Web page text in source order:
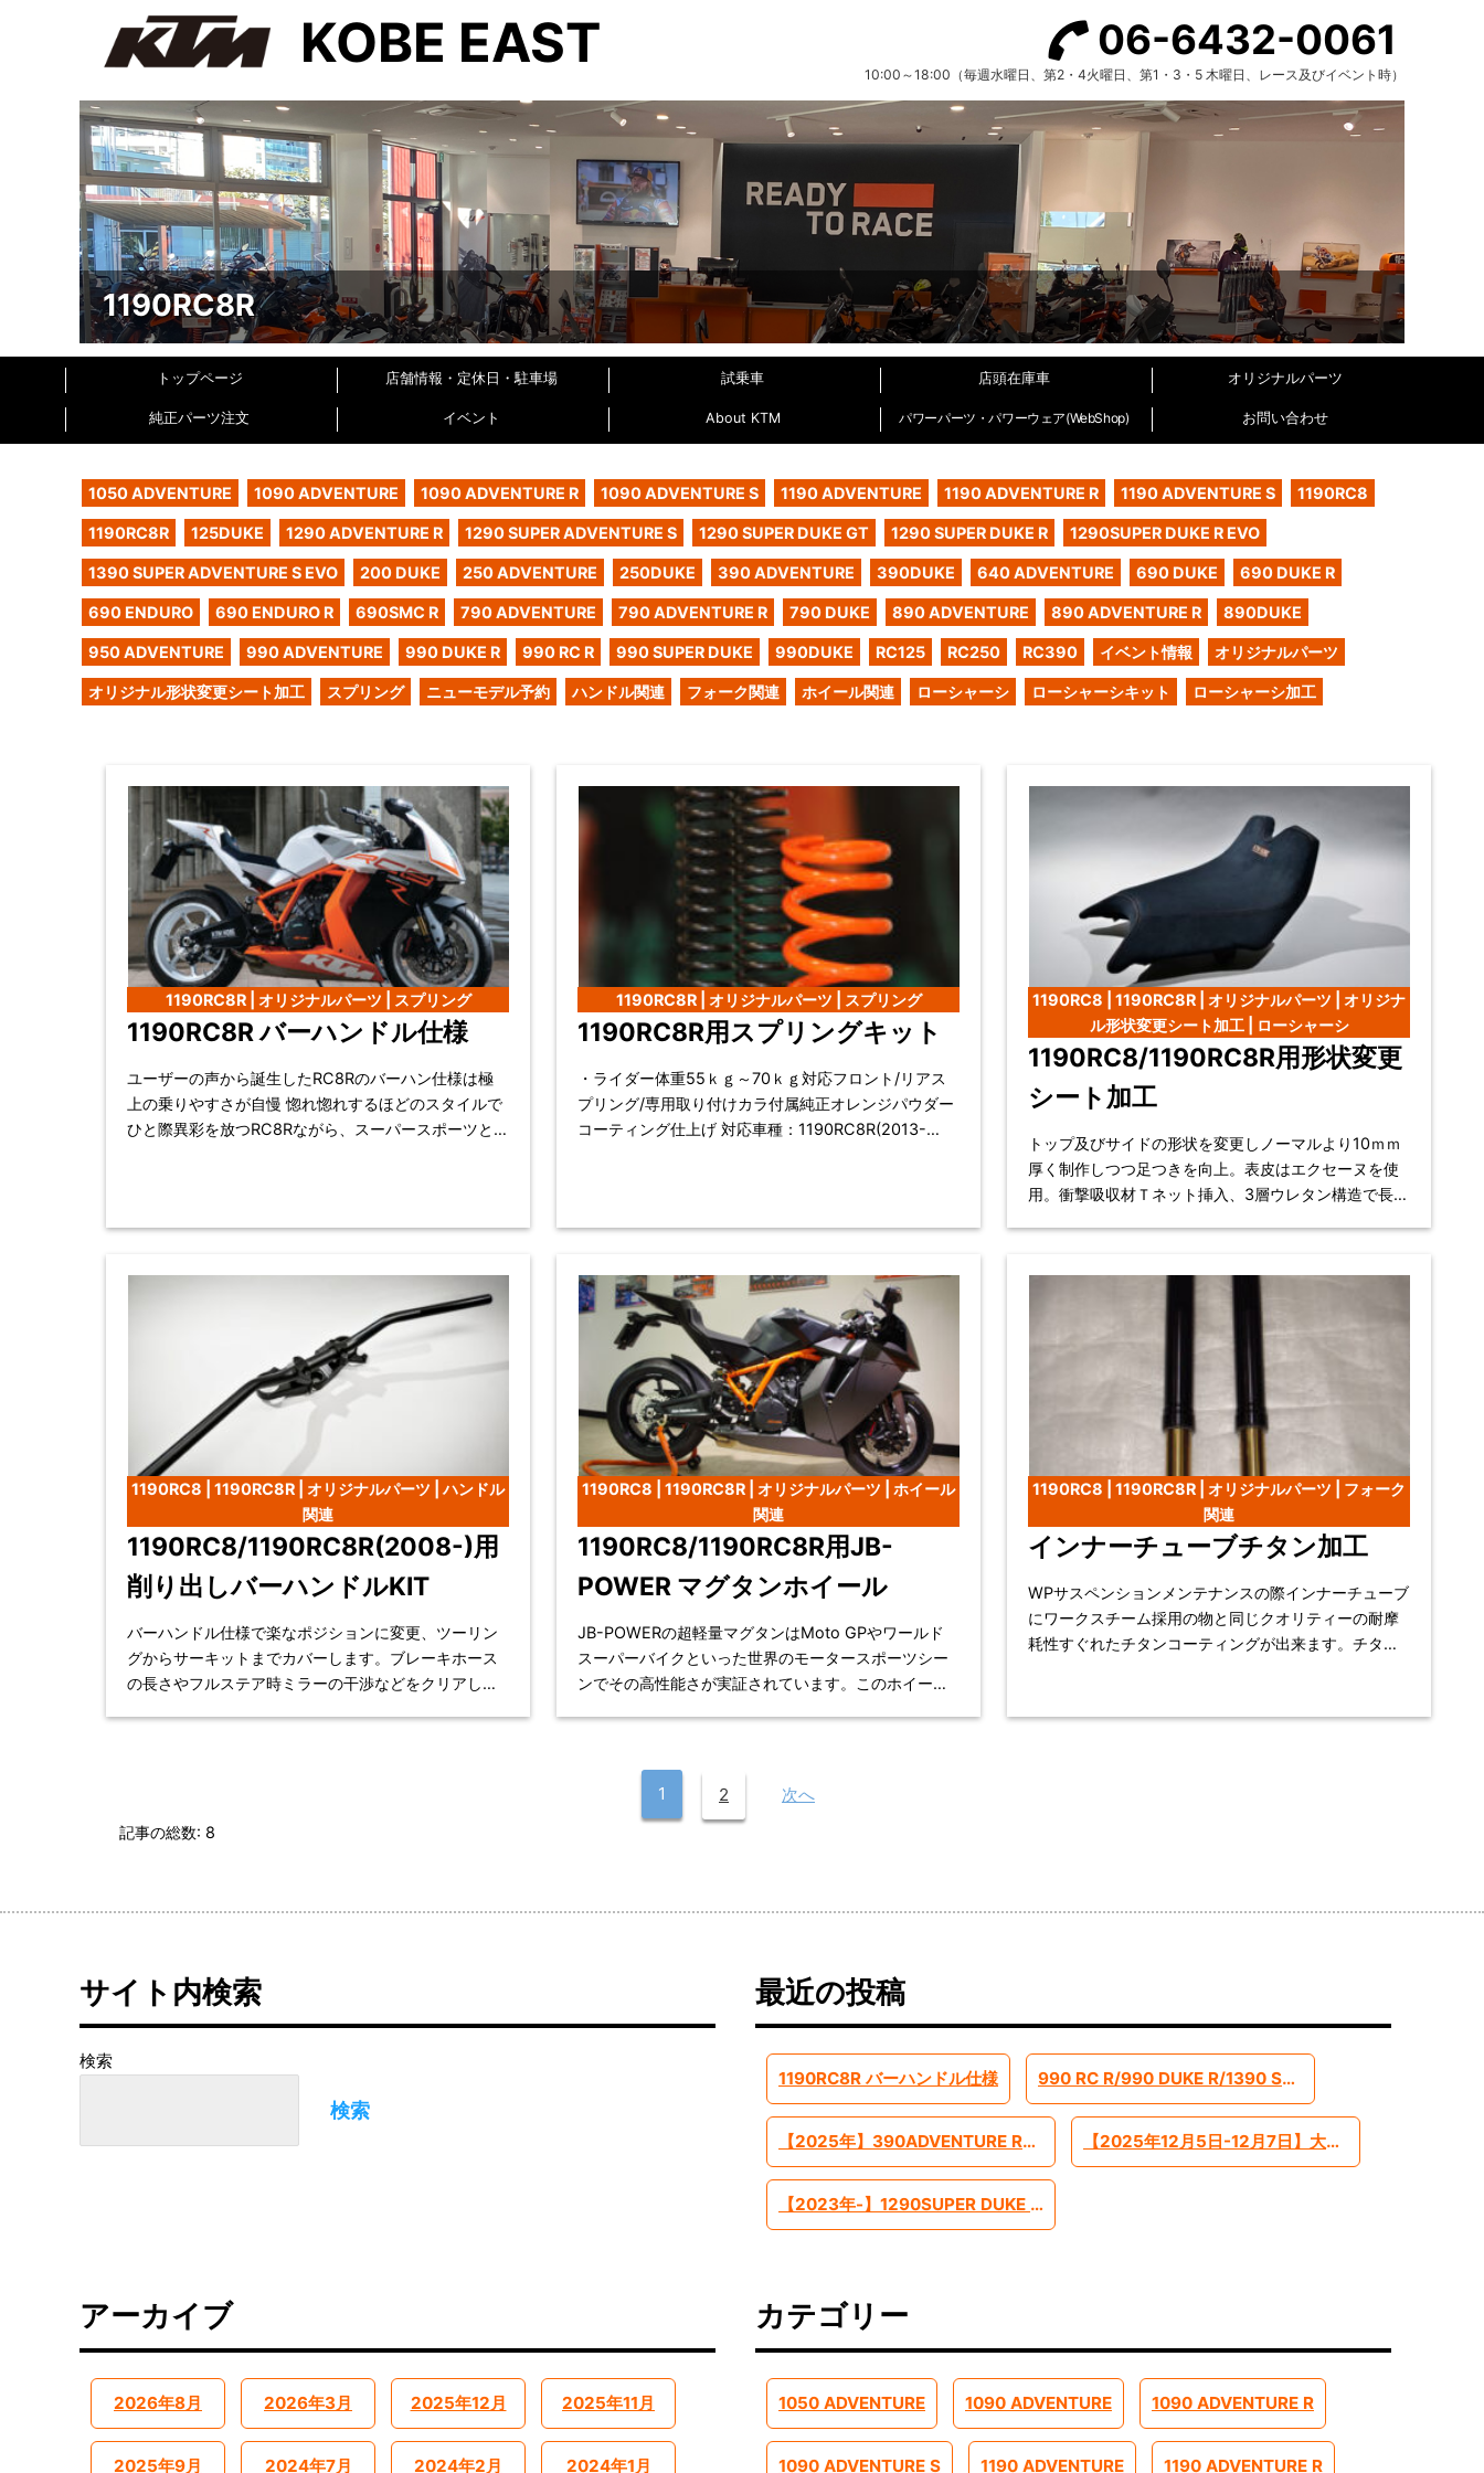
KOBE EAST 06-6432-0061
10:00～18:00（毎週水曜日、第2・4火曜日、第1・3・5 木曜日、レース及びイベント時）
1190RC8R
トップページ 店舗情報・定休日・駐車場 試乗車 店頭在庫車 オリジナルパーツ
純正パーツ注文 イベント About KTM パワーパーツ・パワーウェア(WebShop) お問い合わせ
1050 ADVENTURE 1090 ADVENTURE 1090 ADVENTURE R 1090 ADVENTURE S 1190 ADVENTURE 1190 ADVENTURE R 1190 ADVENTURE S 1190RC8
1190RC8R 125DUKE 1290 ADVENTURE R 1290 SUPER ADVENTURE S 1290 SUPER DUKE GT 1290 SUPER DUKE R 1290SUPER DUKE R EVO
1390 SUPER ADVENTURE S EVO 200 DUKE 250 ADVENTURE 250DUKE 390 ADVENTURE 390DUKE 640 ADVENTURE 690 DUKE 690 DUKE R
690 ENDURO 690 ENDURO R 690SMC R 790 ADVENTURE 790 ADVENTURE R 790 DUKE 890 ADVENTURE 890 ADVENTURE R 890DUKE
950 ADVENTURE 990 ADVENTURE 990 DUKE R 990 RC R 990 SUPER DUKE 990DUKE RC125 RC250 RC390 イベント情報 オリジナルパーツ
オリジナル形状変更シート加工 スプリング ニューモデル予約 ハンドル関連 フォーク関連 ホイール関連 ローシャーシ ローシャーシキット ローシャーシ加工
1190RC8R | オリジナルパーツ | スプリング
1190RC8R バーハンドル仕様
ユーザーの声から誕生したRC8Rのバーハン仕様は極
上の乗りやすさが自慢 惚れ惚れするほどのスタイルで
ひと際異彩を放つRC8Rながら、スーパースポーツと
1190RC8R | オリジナルパーツ | スプリング
1190RC8R用スプリングキット
・ライダー体重55ｋｇ～70ｋｇ対応フロント/リアス
プリング/専用取り付けカラ付属純正オレンジパウダー
コーティング仕上げ 対応車種：1190RC8R(2013-
1190RC8 | 1190RC8R | オリジナルパーツ | オリジナ
ル形状変更シート加工 | ローシャーシ
1190RC8/1190RC8R用形状変更
シート加工
トップ及びサイドの形状を変更しノーマルより10ｍｍ
厚く制作しつつ足つきを向上。表皮はエクセーヌを使
用。衝撃吸収材Ｔネット挿入、3層ウレタン構造で長時
1190RC8 | 1190RC8R | オリジナルパーツ | ハンドル
関連
1190RC8/1190RC8R(2008-)用
削り出しバーハンドルKIT
バーハンドル仕様で楽なポジションに変更、ツーリン
グからサーキットまでカバーします。ブレーキホース
の長さやフルステア時ミラーの干渉などをクリアした
1190RC8 | 1190RC8R | オリジナルパーツ | ホイール
関連
1190RC8/1190RC8R用JB-
POWER マグタンホイール
JB-POWERの超軽量マグタンはMoto GPやワールド
スーパーバイクといった世界のモータースポーツシー
ンでその高性能さが実証されています。このホイール
1190RC8 | 1190RC8R | オリジナルパーツ | フォーク
関連
インナーチューブチタン加工
WPサスペンションメンテナンスの際インナーチューブ
にワークスチーム採用の物と同じクオリティーの耐摩
耗性すぐれたチタンコーティングが出来ます。チタン
1 2 次へ
記事の総数: 8
サイト内検索
検索
検索
最近の投稿
1190RC8R バーハンドル仕様 990 RC R/990 DUKE R/1390 SUPERADVENTURE S EVO 2026モデル予約受付中です
【2025年】390ADVENTURE R ローシャーシモデル【-45mm】 【2025年12月5日-12月7日】大阪モーターショー インポートブランドとして出展します
【2023年-】1290SUPER DUKE R EVO ローシャーシモデル【-45mm】
アーカイブ
2026年8月 2026年3月 2025年12月 2025年11月
2025年9月 2024年7月 2024年2月 2024年1月
カテゴリー
1050 ADVENTURE 1090 ADVENTURE 1090 ADVENTURE R
1090 ADVENTURE S 1190 ADVENTURE 1190 ADVENTURE R